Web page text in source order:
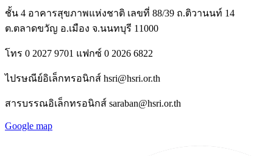
ชั้น 4 อาคารสุขภาพแห่งชาติ เลขที่ 88/39 ถ.ติวานนท์ 14
ต.ตลาดขวัญ อ.เมือง จ.นนทบุรี 11000
โทร 0 2027 9701 แฟกซ์ 0 2026 6822
ไปรษณีย์อิเล็กทรอนิกส์ hsri@hsri.or.th
สารบรรณอิเล็กทรอนิกส์ saraban@hsri.or.th
Google map